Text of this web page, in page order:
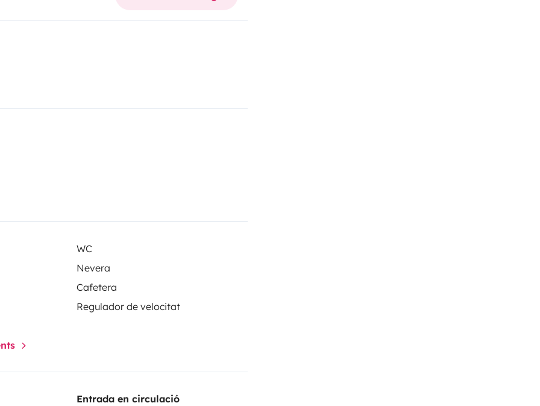
para descubrir
lleno.
de salir.
del viaje.
WC
Nevera
Cafetera
Regulador de velocitat
Entrada en circulació